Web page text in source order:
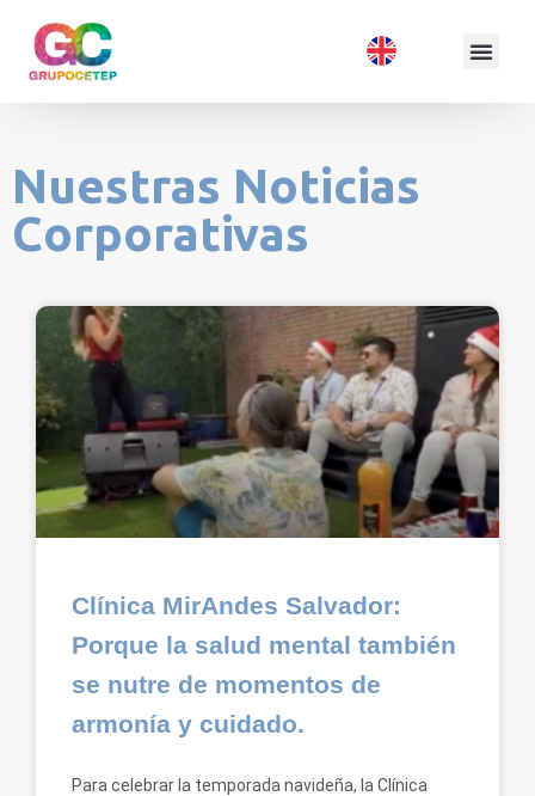
Nuestras Noticias
Corporativas
Clínica MirAndes Salvador:
Porque la salud mental también
se nutre de momentos de
armonía y cuidado.
Para celebrar la temporada navideña, la Clínica